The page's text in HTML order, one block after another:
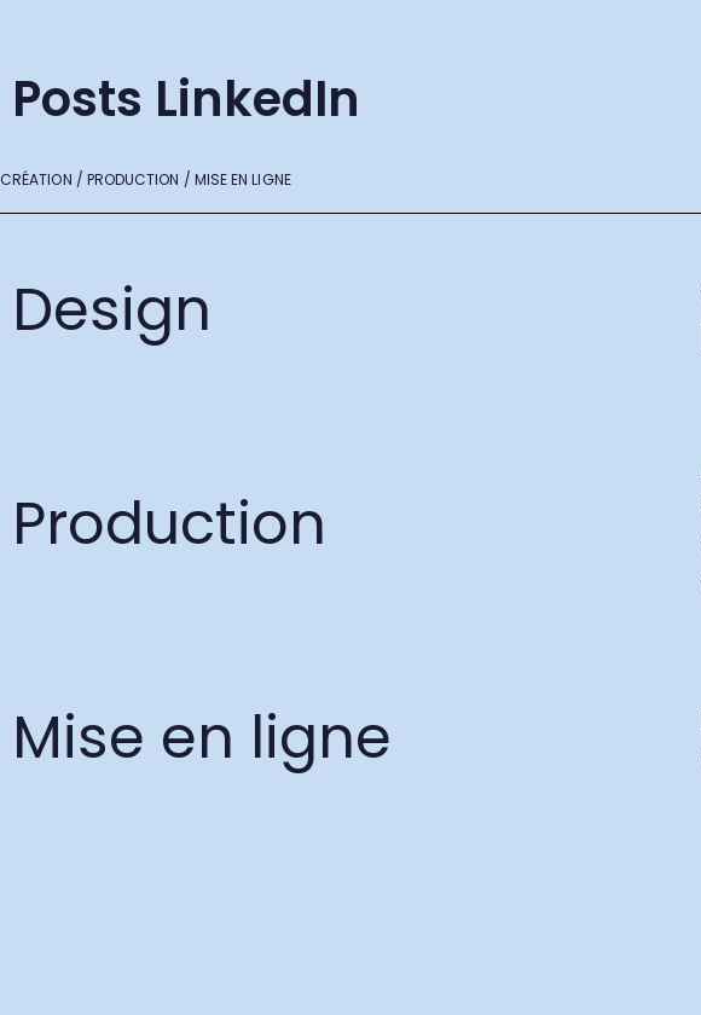
Posts LinkedIn
CRÉATION / PRODUCTION / MISE EN LIGNE
Design
Production
Mise en ligne